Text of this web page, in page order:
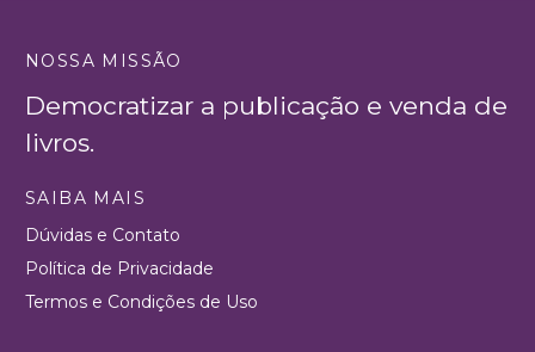
NOSSA MISSÃO
Democratizar a publicação e venda de
livros.
SAIBA MAIS
Dúvidas e Contato
Política de Privacidade
Termos e Condições de Uso